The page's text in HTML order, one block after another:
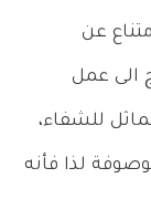
عن
الى عمل
للشفاء،
لذا فأنه